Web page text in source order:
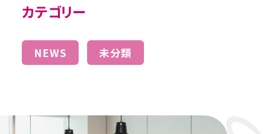
カテゴリー
NEWS 未分類